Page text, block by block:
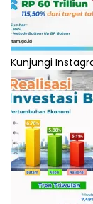
Kunjungi